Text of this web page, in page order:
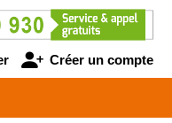
Créer un compte